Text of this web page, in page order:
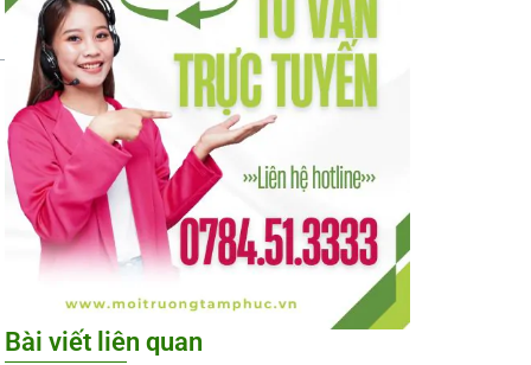
Bài viết liên quan